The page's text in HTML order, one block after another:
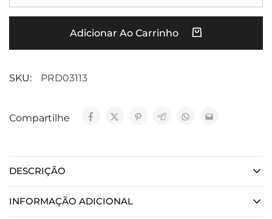
Adicionar Ao Carrinho
SKU: PRD03113
Compartilhe
DESCRIÇÃO
INFORMAÇÃO ADICIONAL